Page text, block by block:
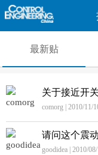
最新贴
关于接近开
comorg | 2010/11/
请问这个震
goodidea | 2010/